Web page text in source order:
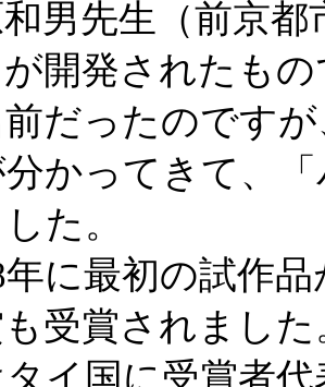
男先生（前京
開発されたも
前だったのです
分かってきて、
た。
年に最初の試作
受賞されまし
イ国に受賞者